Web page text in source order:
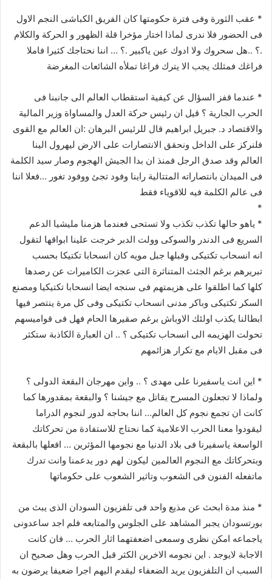
* عقب الثورة وفى فترة حكومتها كان الفريق الكباشى النجم الاول
فى الحضور فلا ندرى لماذا اختار مؤخرا قلة الظهور و الحركة والكلام
.؟ ..هل سحروك ولا ادوك عين ياكبير .؟ … اننا نحتاجك كثيرا فاملا
فراغك فمثلك يجب الا يترك فراغا تملأه الشائعات المغرضة
* عندما قفز السؤال عن كيفية استقطاب العالم الى جانبنا فى
الحرب الجارية ؟ قيل ان رئيس حركة العدل والمساواة وزير المالية
والاقتصاد د. جبريل ابراهيم قال للرئيس البرهان :ان العالم مع القوى
فلنركز على الداخل ونحقق الانتصارات على الارض ليهرول الينا
العالم وقد صدق الرجل فمنذ ان بدا الجيش الهجوم وصار سيد الكلمة
فى الميدان بانتصاراته المتتالية راينا وفود تجئ ووفود تغور …فعلا اننا
فى عالم الكلمة فيه للاقوياء فقط
*
* ياهو حالها تكذب تكذب ولا تستحى فعندما هزمنا مليشيا الدعم
السريع فى الدندر والسوكى وولت الدبر خرجت علينا ابواقها لتقول
انه انسحاب تكتيكى وقبلها جبل مويه كان انسحابا تكتيكا بحسب
تبريرهم برغم الجثث المتناثرة التى عجزت الكاميرات عن رصدها
كلها كما اطلقوا على هزيمتهم فى سنجه ايضا انسحابا تكتيكيا ومصنع
السكر تكتيكى وباكر مدنى انسحاب تكتيكى وفى كل مرة ينتصر فيها
ابطالنا يكذب اولئك الاوباش برغم صقيرها الحام فهل فى قواميسهم
تحولت الهزيمه الى انسحاب تكتيكى ؟ .. ان العبارة الكاذبة ستكثر
فى مقبل الايام مع تكرار هزائمهم
* اين انت ياسفيرنا على مهدى ؟ .. واين مهرجان البقعة الدولى ؟
ولماذا لا تجعلون المسرح يقاتل مع جيشنا ؟ والبقعة بمقدورها كما
كانت ان تجمع نجوم كل العالم… اننا بحاجه لدور لنجوم الدراما
ليقودوا معنا الحرب الاعلامية كما نحتاج للاستفادة من تحركاتك
الواسعة ياسفيرنا فى بلاد الدنيا مع نجومها المؤثرين … افعلها بالبقعة
وبتحركاتك مع النجوم العالمين ليكون لهم دور يدعمنا وانت تدرك
ماتفعله الفنون فى الشعوب وتاثير الشعوب على حكوماتها
* منذ مدة ابحث عن مذيع واحد فى تلفزيون السودان الذى يبث من
بورتسودان يجبر المشاهد على الجلوس والمتابعه فلم اجد ساعدونى
ياجماعه امكن نظرى وسمعى اضعفتهما اثار الحرب … فان كانت
الاجابة لايوجد . اين نجومه الاخرين الكثر قبل الحرب وهل صحيح ان
السبب ان التلفزيون يريد الضعفاء ليقدم اليهم اجرا ضعيفا يرضون به